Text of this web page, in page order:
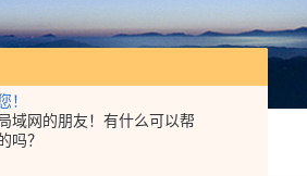
！
域网的朋友！有什么可以帮
吗？